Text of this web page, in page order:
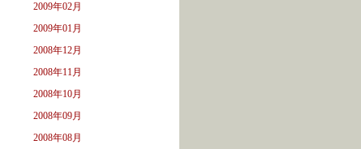
2009年02月
2009年01月
2008年12月
2008年11月
2008年10月
2008年09月
2008年08月